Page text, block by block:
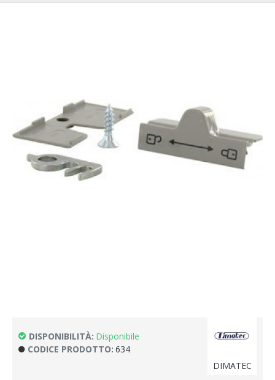
DISPONIBILITÀ: Disponibile
CODICE PRODOTTO: 634
DIMATEC